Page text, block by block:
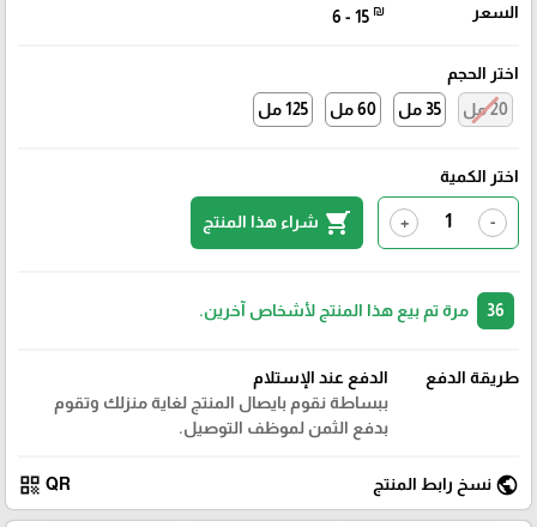
السعر 6 - 15 ₪
اختر الحجم
20 مل
35 مل 60 مل 125 مل
اختر الكمية
-
+
shopping_cart شراء هذا المنتج
مرة تم بيع هذا المنتج لأشخاص آخرين.
طريقة الدفع
الدفع عند الإستلام
ببساطة نقوم بايصال المنتج لغاية منزلك وتقوم
بدفع الثمن لموظف التوصيل.
public نسخ رابط المنتج QR
qr_code